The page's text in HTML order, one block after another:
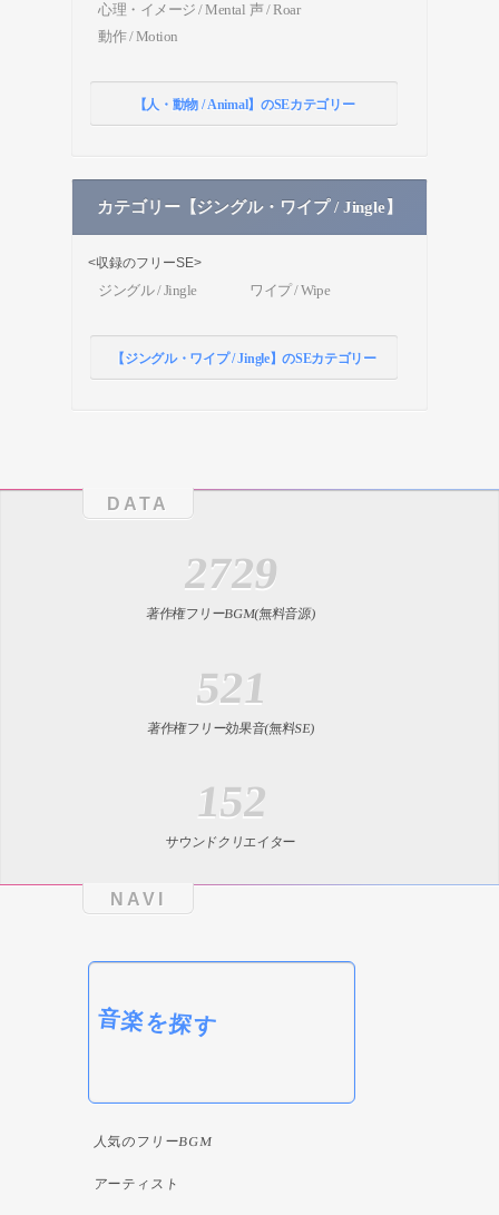
心理・イメージ / Mental 声 / Roar
動作 / Motion
【人・動物 / Animal】のSEカテゴリー
カテゴリー【ジングル・ワイプ / Jingle】
<収録のフリーSE>
ジングル / Jingle ワイプ / Wipe
【ジングル・ワイプ / Jingle】のSEカテゴリー
DATA
2729
著作権フリーBGM(無料音源)
521
著作権フリー効果音(無料SE)
152
サウンドクリエイター
NAVI
音楽を探す
人気のフリーBGM
アーティスト